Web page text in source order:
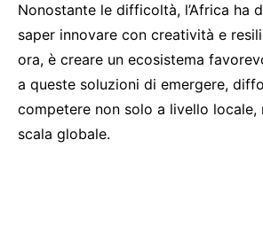
Nonostante le difficoltà, l’Africa ha
saper innovare con creatività e
ora, è creare un ecosistema
a queste soluzioni di emergere,
competere non solo a livello locale,
scala globale.